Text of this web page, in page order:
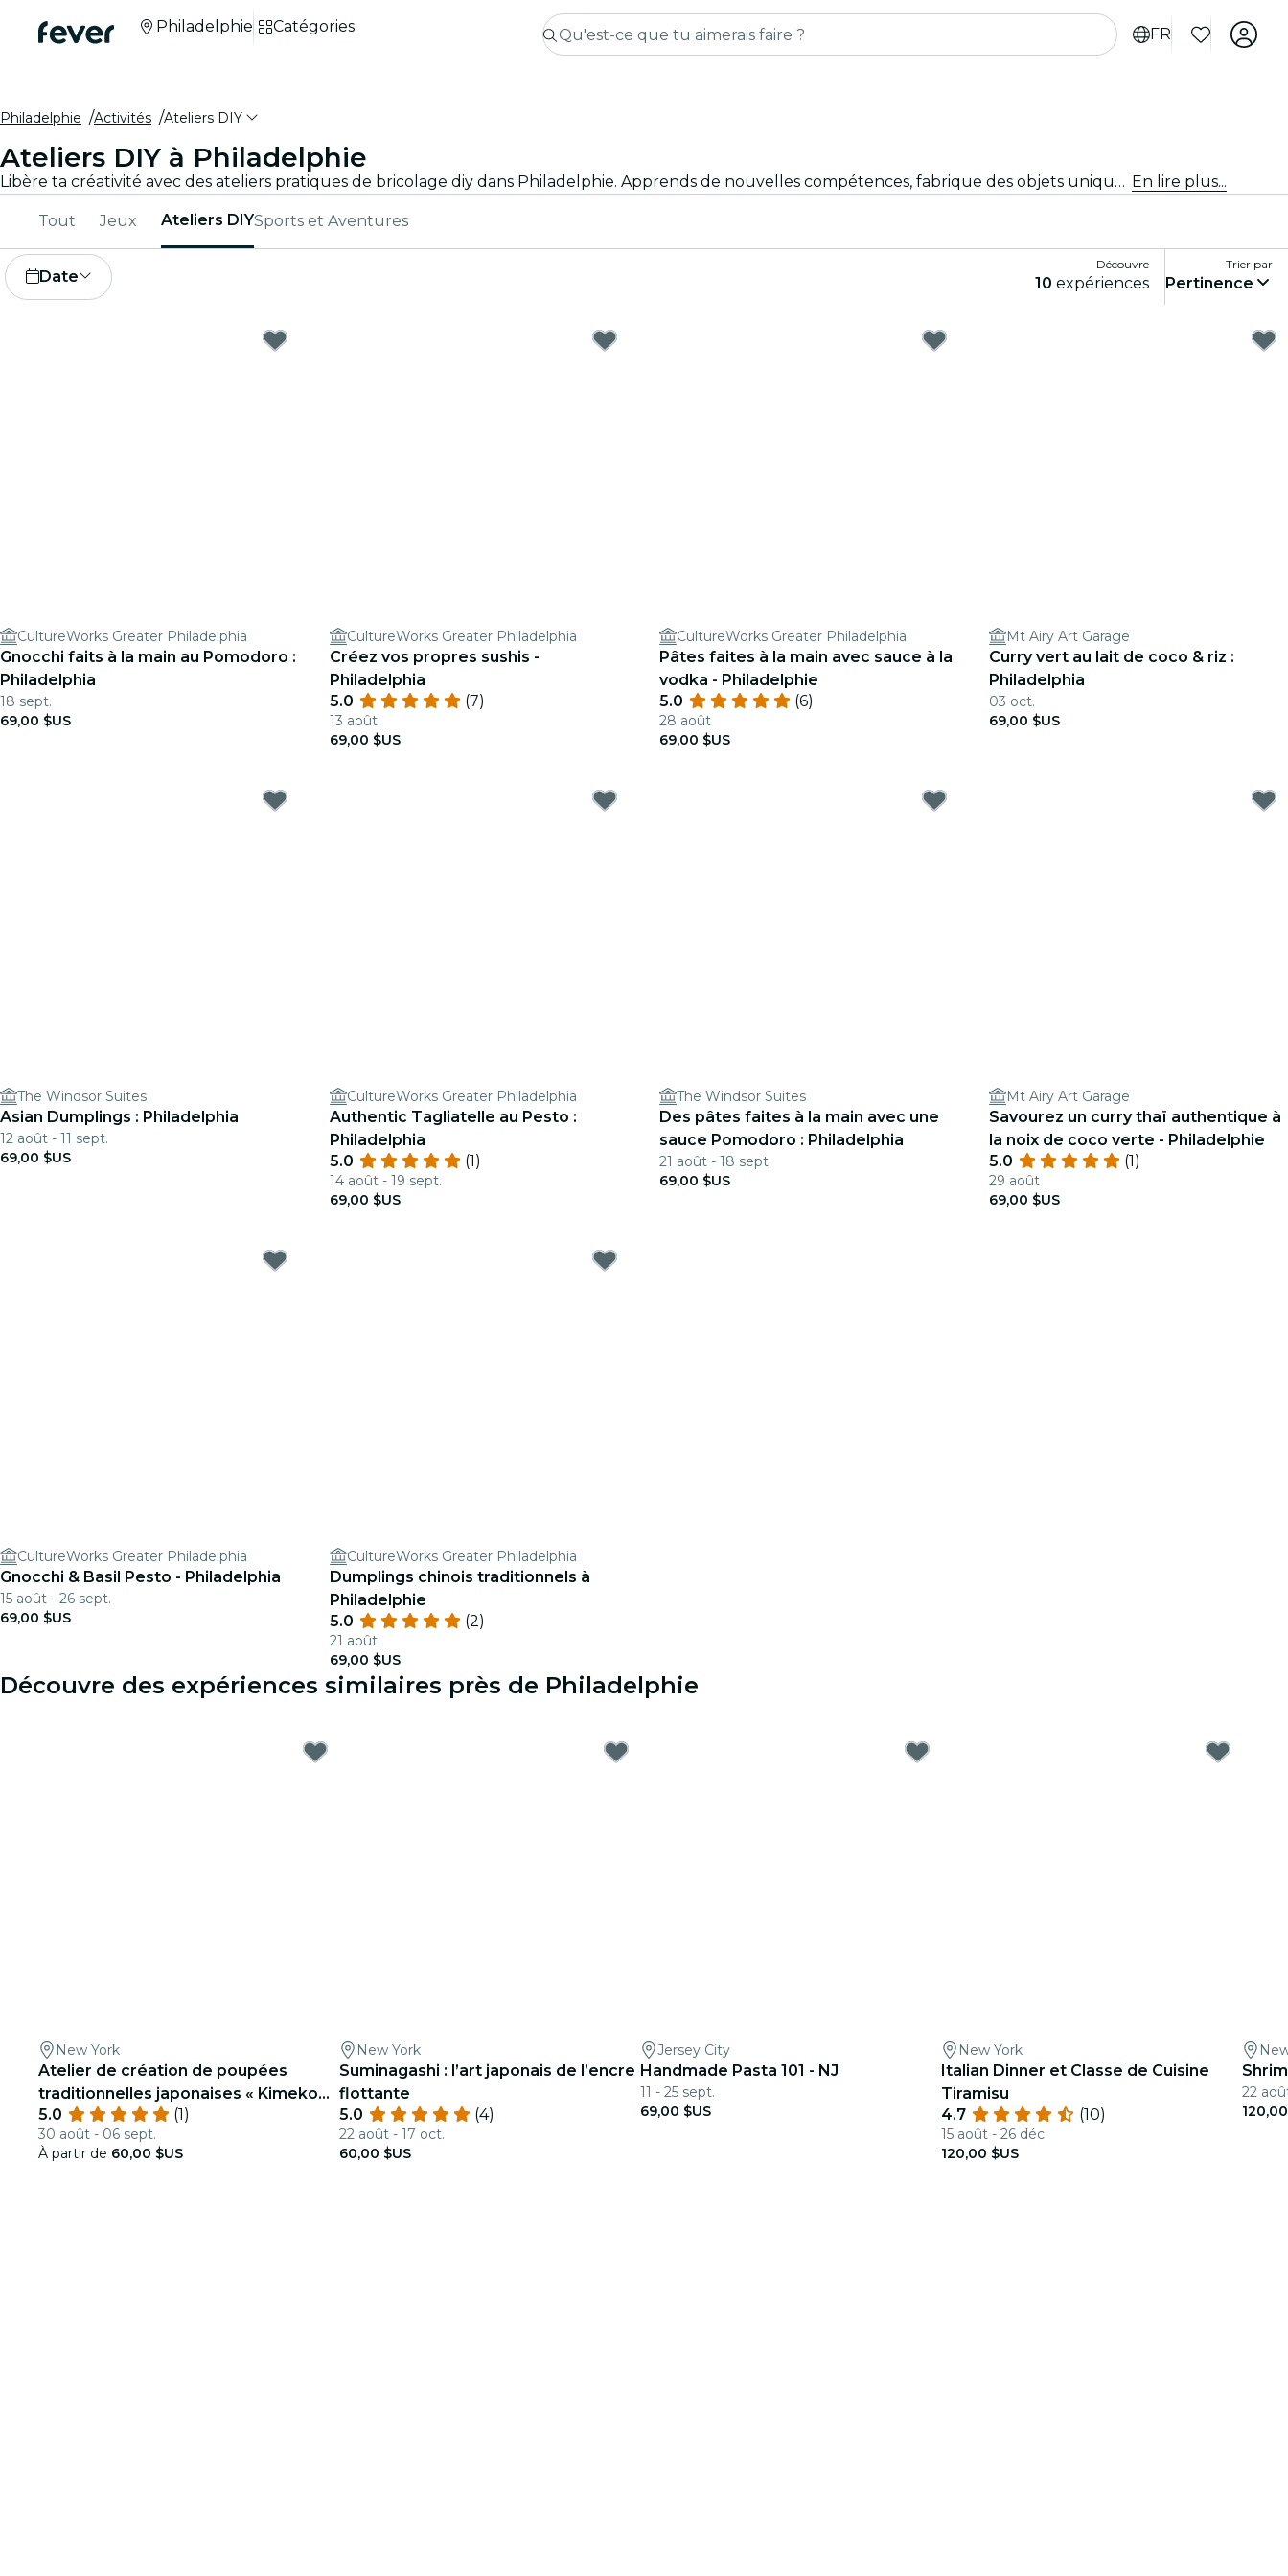
FR
Philadelphie Catégories
Philadelphie Activités Ateliers DIY
Ateliers DIY à Philadelphie
Libère ta créativité avec des ateliers pratiques de bricolage diy dans Philadelphie. Apprends de nouvelles compétences, fabrique des objets uniques et noue des liens avec des personnes partageant les mêmes idées dans un environnement accueillant. En lire plus...
Tout Jeux Ateliers DIYSports et Aventures
Date
Découvre
10 expériences
Trier par
Pertinence
CultureWorks Greater Philadelphia
Gnocchi faits à la main au Pomodoro :
Philadelphia
18 sept.
69,00 $US
CultureWorks Greater Philadelphia
Créez vos propres sushis -
Philadelphia
5.0
(7)
13 août
69,00 $US
CultureWorks Greater Philadelphia
Pâtes faites à la main avec sauce à la
vodka - Philadelphie
5.0
(6)
28 août
69,00 $US
Mt Airy Art Garage
Curry vert au lait de coco & riz :
Philadelphia
03 oct.
69,00 $US
The Windsor Suites
Asian Dumplings : Philadelphia
12 août - 11 sept.
69,00 $US
CultureWorks Greater Philadelphia
Authentic Tagliatelle au Pesto :
Philadelphia
5.0
(1)
14 août - 19 sept.
69,00 $US
The Windsor Suites
Des pâtes faites à la main avec une
sauce Pomodoro : Philadelphia
21 août - 18 sept.
69,00 $US
Mt Airy Art Garage
Savourez un curry thaï authentique à
la noix de coco verte - Philadelphie
5.0
(1)
29 août
69,00 $US
CultureWorks Greater Philadelphia
Gnocchi & Basil Pesto - Philadelphia
15 août - 26 sept.
69,00 $US
CultureWorks Greater Philadelphia
Dumplings chinois traditionnels à
Philadelphie
5.0
(2)
21 août
69,00 $US
Découvre des expériences similaires près de Philadelphie
New York
Atelier de création de poupées
traditionnelles japonaises « Kimekomi
»
5.0 (1)
30 août - 06 sept.
À partir de 60,00 $US
New York
Suminagashi : l’art japonais de l’encre
flottante
5.0
(4)
22 août - 17 oct.
60,00 $US
Jersey City
Handmade Pasta 101 - NJ
11 - 25 sept.
69,00 $US
New York
Italian Dinner et Classe de Cuisine
Tiramisu
4.7
(10)
15 août - 26 déc.
120,00 $US
22